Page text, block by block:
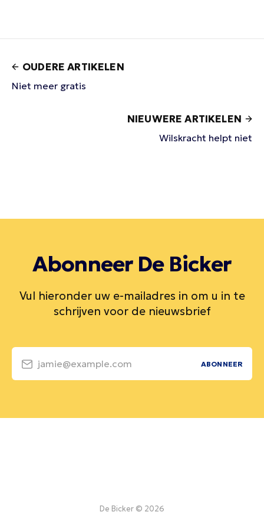
OUDERE ARTIKELEN
Niet meer gratis
NIEUWERE ARTIKELEN
Wilskracht helpt niet
Abonneer De Bicker
Vul hieronder uw e-mailadres in om u in te
schrijven voor de nieuwsbrief
jamie@example.com ABONNEER
De Bicker © 2026